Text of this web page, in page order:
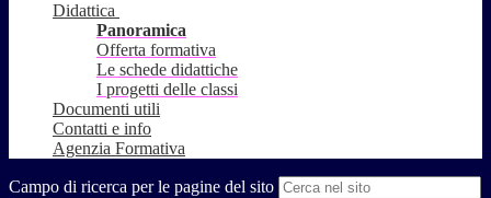
Didattica
Panoramica
Offerta formativa
Le schede didattiche
I progetti delle classi
Documenti utili
Contatti e info
Agenzia Formativa
Campo di ricerca per le pagine del sito